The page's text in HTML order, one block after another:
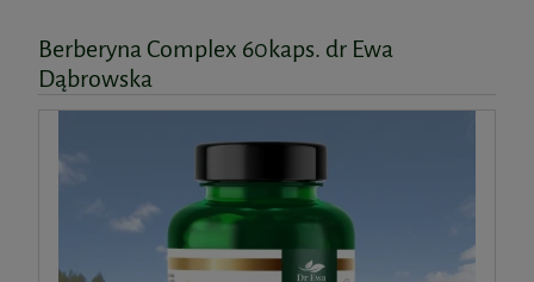
Berberyna Complex 60kaps. dr Ewa
Dąbrowska